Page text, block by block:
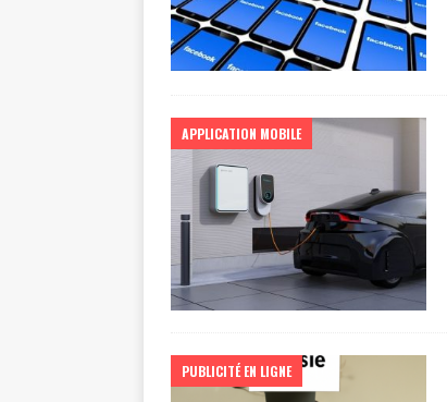
APPLICATION MOBILE
PUBLICITÉ EN LIGNE